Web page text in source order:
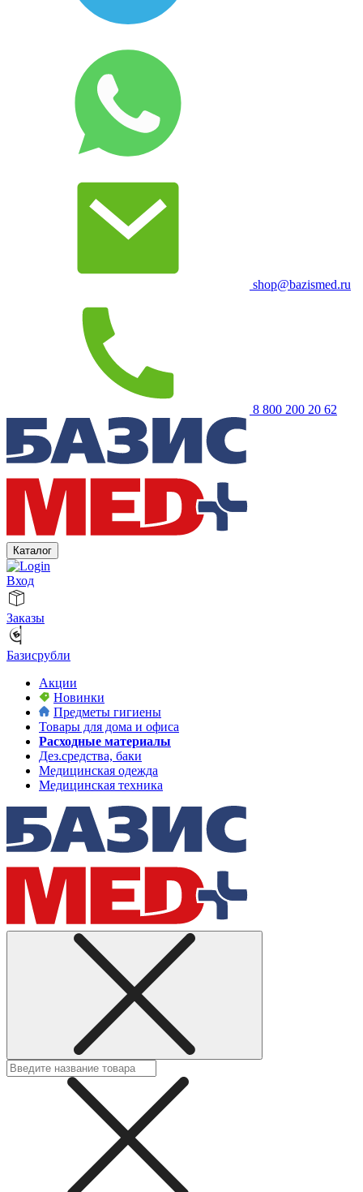
shop@bazismed.ru
8 800 200 20 62
Каталог
Вход
Заказы
Базисрубли
Акции
Новинки
Предметы гигиены
Товары для дома и офиса
Расходные материалы
Дез.средства, баки
Медицинская одежда
Медицинская техника